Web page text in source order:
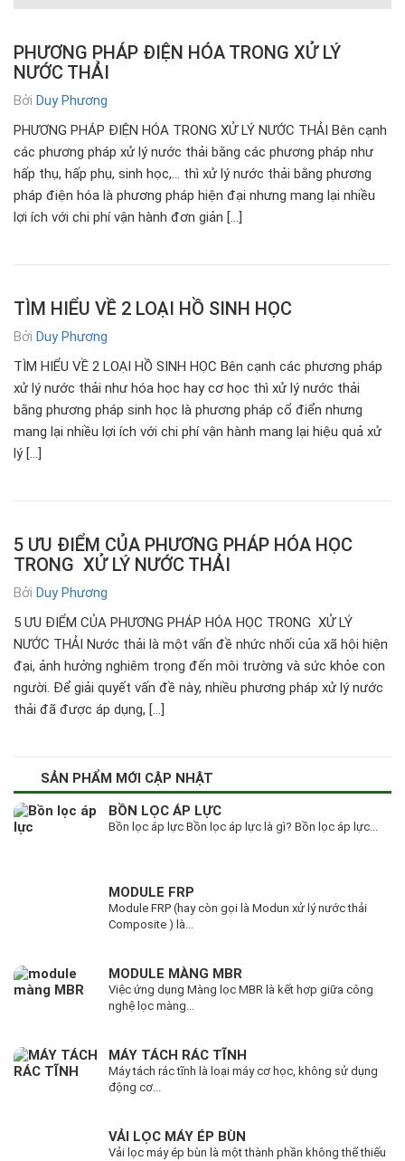
PHƯƠNG PHÁP ĐIỆN HÓA TRONG XỬ LÝ
NƯỚC THẢI
Bởi Duy Phương
PHƯƠNG PHÁP ĐIỆN HÓA TRONG XỬ LÝ NƯỚC THẢI Bên cạnh
các phương pháp xử lý nước thải bằng các phương pháp như
hấp thụ, hấp phụ, sinh học,… thì xử lý nước thải bằng phương
pháp điện hóa là phương pháp hiện đại nhưng mang lại nhiều
lợi ích với chi phí vận hành đơn giản […]
TÌM HIỂU VỀ 2 LOẠI HỒ SINH HỌC
Bởi Duy Phương
TÌM HIỂU VỀ 2 LOẠI HỒ SINH HỌC Bên cạnh các phương pháp
xử lý nước thải như hóa học hay cơ học thì xử lý nước thải
bằng phương pháp sinh học là phương pháp cổ điển nhưng
mang lại nhiều lợi ích với chi phí vận hành mang lại hiệu quả xử
lý […]
5 ƯU ĐIỂM CỦA PHƯƠNG PHÁP HÓA HỌC
TRONG XỬ LÝ NƯỚC THẢI
Bởi Duy Phương
5 ƯU ĐIỂM CỦA PHƯƠNG PHÁP HÓA HỌC TRONG XỬ LÝ
NƯỚC THẢI Nước thải là một vấn đề nhức nhối của xã hội hiện
đại, ảnh hưởng nghiêm trọng đến môi trường và sức khỏe con
người. Để giải quyết vấn đề này, nhiều phương pháp xử lý nước
thải đã được áp dụng, […]
SẢN PHẨM MỚI CẬP NHẬT
BỒN LỌC ÁP LỰC
Bồn lọc áp lực Bồn lọc áp lực là gì? Bồn lọc áp lực...
MODULE FRP
Module FRP (hay còn gọi là Modun xử lý nước thải
Composite ) là...
MODULE MÀNG MBR
Việc ứng dụng Màng lọc MBR là kết hợp giữa công
nghệ lọc màng...
MÁY TÁCH RÁC TĨNH
Máy tách rác tĩnh là loại máy cơ học, không sử dụng
động cơ...
VẢI LỌC MÁY ÉP BÙN
Vải lọc máy ép bùn là một thành phần không thể thiếu